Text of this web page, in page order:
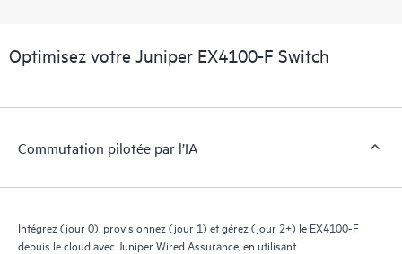
Optimisez votre Juniper EX4100-F Switch
Commutation pilotée par l’IA
Intégrez (jour 0), provisionnez (jour 1) et gérez (jour 2+) le EX4100-F
depuis le cloud avec Juniper Wired Assurance, en utilisant